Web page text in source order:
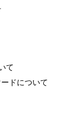
て
ドについて